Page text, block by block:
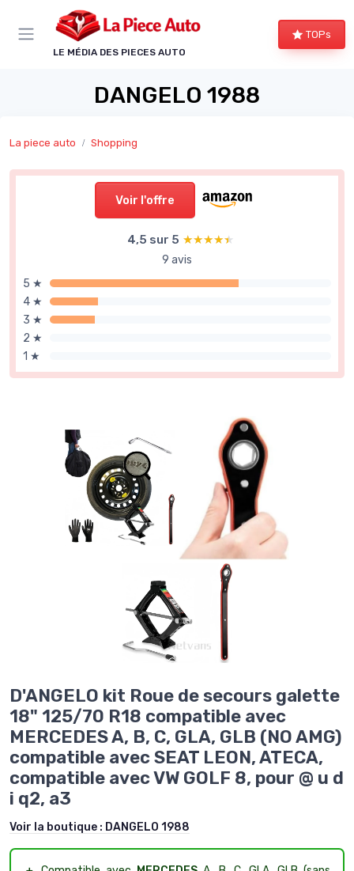
LE MÉDIA DES PIECES AUTO
TOPs
DANGELO 1988
La piece auto Shopping
Voir l'offre
4,5 sur 5 ★★★★★
★★★★★
9 avis
5 ★
4 ★
3 ★
2 ★
1 ★
D'ANGELO kit Roue de secours galette
18" 125/70 R18 compatible avec
MERCEDES A, B, C, GLA, GLB (NO AMG)
compatible avec SEAT LEON, ATECA,
compatible avec VW GOLF 8, pour @ u d
i q2, a3
Voir la boutique : DANGELO 1988
Panneau de gestion des cookies